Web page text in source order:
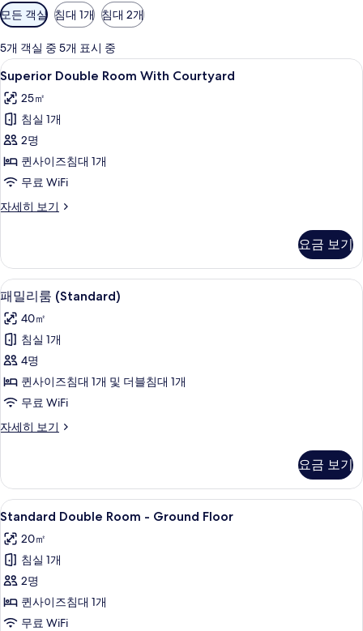
객
실
에
사
용
가
능
한
터
모든 객실 침대 1개 침대 2개
5개 객실 중 5개 표시 중
Superior
Double
Room
With
Courtyard
사
진
모
기
Superior Double Room With
15
Superior Double Room With Courtyard
25㎡
침실 1개
2명
퀸사이즈침대 1개
무료 WiFi
자세히 보기
Superior
Courtyard
자
세
히
보
기
요금 보기
패
밀
리
룸
(Standard)
사
진
모
보
기
패밀리룸 (Standard) | 고급 침구, 오
11
패밀리룸 (Standard)
40㎡
침실 1개
4명
퀸사이즈침대 1개 및 더블침대 1개
무료 WiFi
자세히 보기
패
(Standard)
자
세
보
기
요금 보기
Standard
Double
Room
-
Ground
Floor
사
Standard Double Room - Ground
12
Standard Double Room - Ground Floor
20㎡
침실 1개
2명
퀸사이즈침대 1개
무료 WiFi